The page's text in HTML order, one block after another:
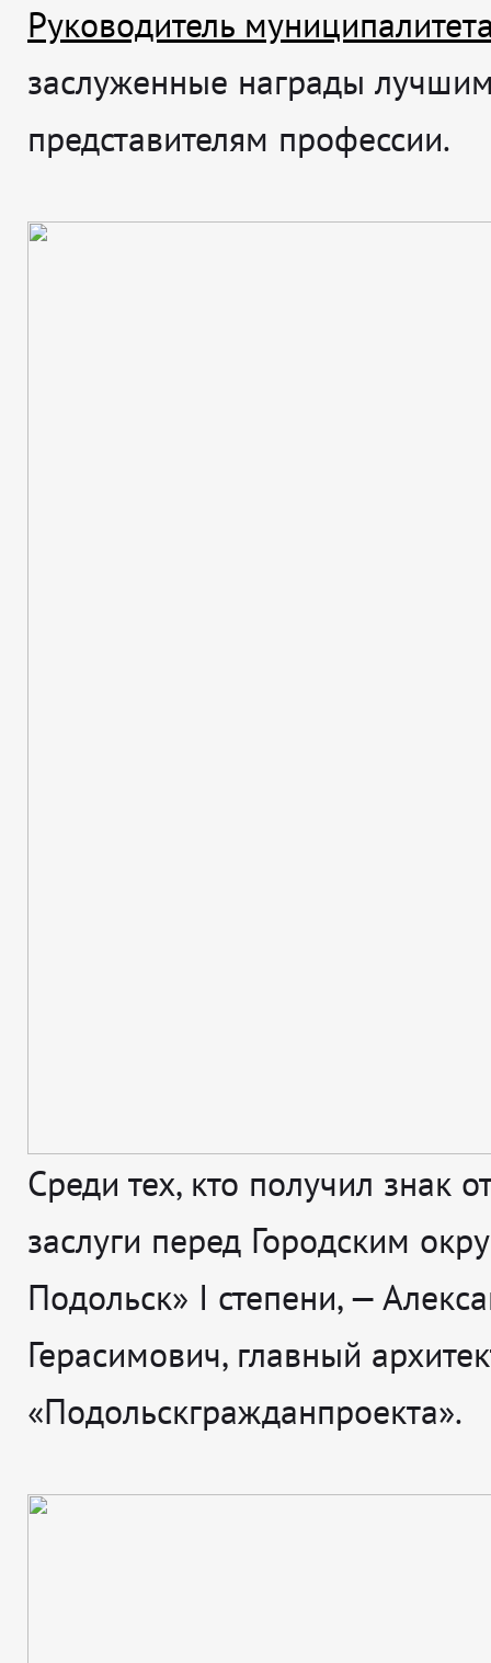
Руководитель
заслуженные награды
представителям профессии.
Среди тех, кто получил знак
заслуги перед Городским
Подольск» I степени, —
Герасимович, главный
«Подольскгражданпроекта».